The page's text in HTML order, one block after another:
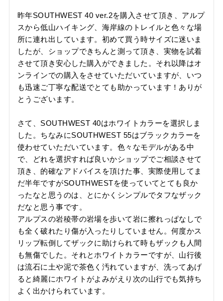
昨年SOUTHWEST 40 ver.2を購入させて頂き、アルプ
スから低山ハイキング、海岸線のトレイルと色々な場
所に連れ出しています。初めて買う時サイズに迷いま
したが、ショップできちんと測って頂き、実物を試着
させて頂き安心した購入ができました。それ以降はオ
ンラインでの購入をさせていただいていますが、いつ
も迅速ご丁寧な配送でとても助かっています！ありが
とうございます。
さて、SOUTHWEST 40はホワイトカラーを選択しま
した。ちなみにSOUTHWEST 55はブラックカラーを
使わせていただいています。色々なモデルがある中
で、どれを選択すれば良いかショップでご相談させて
頂き、的確なアドバイスを頂けた事、実際使用してま
だ半年ですがSOUTHWESTを使っていてとても良か
ったなと思うのは、とにかくシンプルでタフなザック
だなと思う事です。
アルプスの岩稜帯の岩場を歩いて岩に擦れっぱなしで
も全く破れたり傷が入ったりしていません。何度かス
リップ転倒してザックに助けられて時もザックも人間
も無傷でした。それとホワイトカラーですが、山行後
は流石に土や泥で茶色く汚れていますが、洗ってあげ
ると綺麗にホワイトがよみがえり次の山行でも気持ち
よく出かけられています。